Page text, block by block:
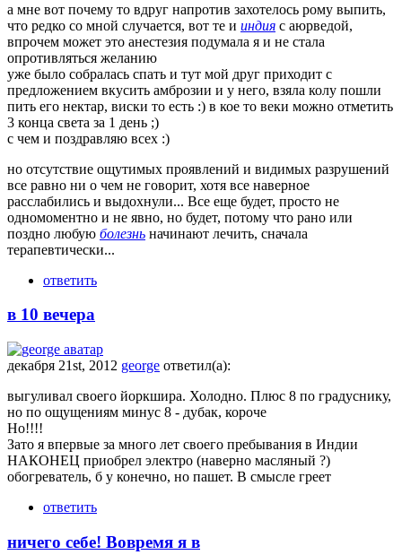
а мне вот почему то вдруг напротив захотелось рому выпить,
что редко со мной случается, вот те и индия с аюрведой,
впрочем может это анестезия подумала я и не стала
опротивляться желанию
уже было собралась спать и тут мой друг приходит с
предложением вкусить амброзии и у него, взяла колу пошли
пить его нектар, виски то есть :) в кое то веки можно отметить
3 конца света за 1 день ;)
с чем и поздравляю всех :)
но отсутствие ощутимых проявлений и видимых разрушений
все равно ни о чем не говорит, хотя все наверное
расслабились и выдохнули... Все еще будет, просто не
одномоментно и не явно, но будет, потому что рано или
поздно любую болезнь начинают лечить, сначала
терапевтически...
ответить
в 10 вечера
декабря 21st, 2012 george ответил(а):
выгуливал своего йоркшира. Холодно. Плюс 8 по градуснику,
но по ощущениям минус 8 - дубак, короче
Но!!!!
Зато я впервые за много лет своего пребывания в Индии
НАКОНЕЦ приобрел электро (наверно масляный ?)
обогреватель, б у конечно, но пашет. В смысле греет
ответить
ничего себе! Вовремя я в